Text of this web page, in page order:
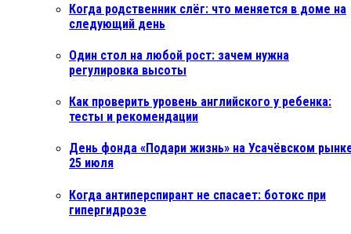
Когда родственник слёг: что меняется в доме на
следующий день
Один стол на любой рост: зачем нужна
регулировка высоты
Как проверить уровень английского у ребенка:
тесты и рекомендации
День фонда «Подари жизнь» на Усачёвском
25 июля
Когда антиперспирант не спасает: ботокс при
гипергидрозе